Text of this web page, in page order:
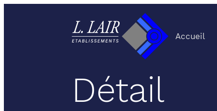
Accueil
Détail